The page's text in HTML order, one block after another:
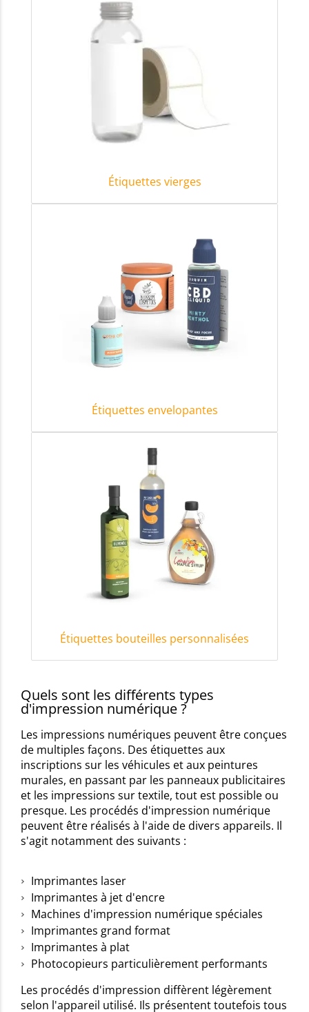
Étiquettes vierges
Étiquettes envelopantes
Étiquettes bouteilles personnalisées
Quels sont les différents types
d'impression numérique ?
Les impressions numériques peuvent être conçues
de multiples façons. Des étiquettes aux
inscriptions sur les véhicules et aux peintures
murales, en passant par les panneaux publicitaires
et les impressions sur textile, tout est possible ou
presque. Les procédés d'impression numérique
peuvent être réalisés à l'aide de divers appareils. Il
s'agit notamment des suivants :
Imprimantes laser
Imprimantes à jet d'encre
Machines d'impression numérique spéciales
Imprimantes grand format
Imprimantes à plat
Photocopieurs particulièrement performants
Les procédés d'impression diffèrent légèrement
selon l'appareil utilisé. Ils présentent toutefois tous